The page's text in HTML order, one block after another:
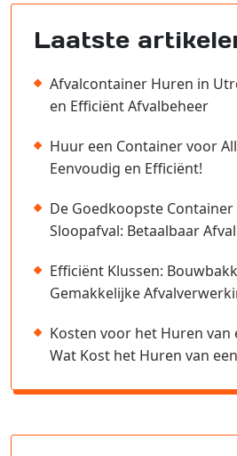
Laatste
Afvalcontainer Huren in
en Efficiënt Afvalbeheer
Huur een Container voor
Eenvoudig en Efficiënt!
De Goedkoopste
Sloopafval: Betaalbaar
Efficiënt Klussen:
Gemakkelijke
Kosten voor het Huren van
Wat Kost het Huren van